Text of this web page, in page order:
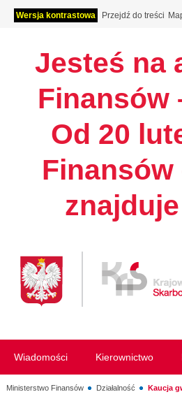
Wersja kontrastowa Przejdź do treści
Jesteś na
Finansów
Od 20
Wiadomości Kierownictwo
Ministerstwo Finansów Działalność Kaucja